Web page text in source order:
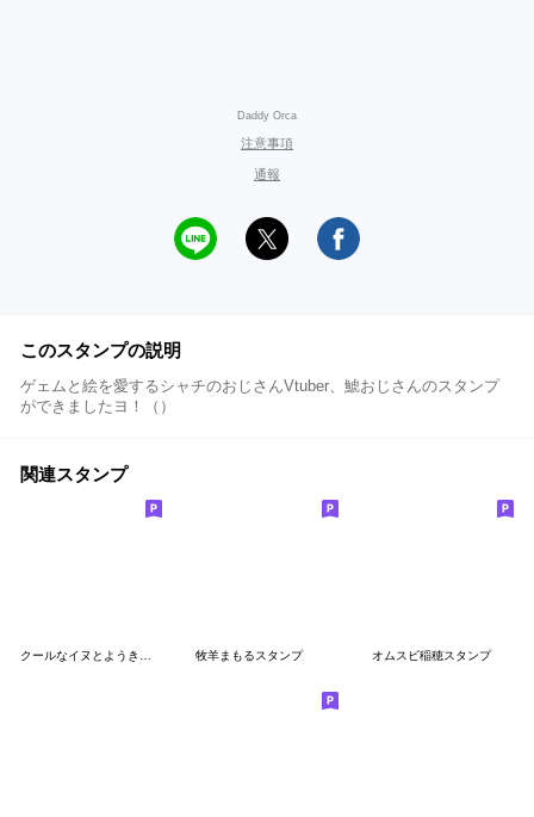
Daddy Orca
注意事項
通報
このスタンプの説明
ゲェムと絵を愛するシャチのおじさんVtuber、鯱おじさんのスタンプ
ができましたヨ！（）
関連スタンプ
クールなイヌとようきなトラ 牧羊まもるスタンプ オムスビ稲穂スタンプ